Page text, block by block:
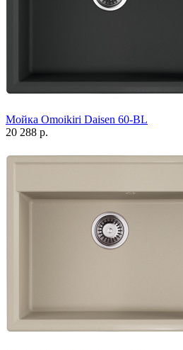
Мойка Omoikiri Daisen 60-BL
20 288 р.